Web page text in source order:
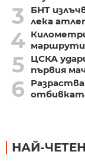
3
БНТ
лека
4 маршрути
5
ЦСКА
първия
6
НАЙ-